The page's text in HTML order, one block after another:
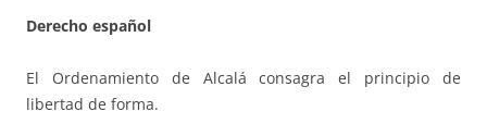
Derecho español
El Ordenamiento de Alcalá consagra el principio de
libertad de forma.